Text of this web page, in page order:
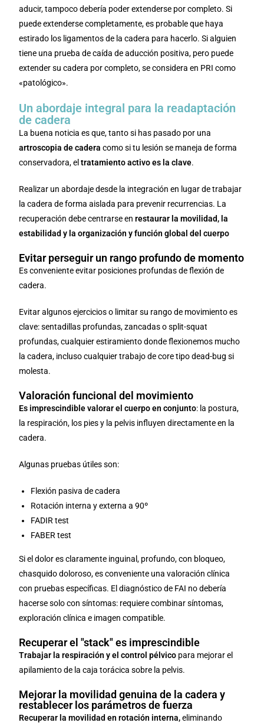
aducir, tampoco debería poder extenderse por completo. Si
puede extenderse completamente, es probable que haya
estirado los ligamentos de la cadera para hacerlo. Si alguien
tiene una prueba de caída de aducción positiva, pero puede
extender su cadera por completo, se considera en PRI como
«patológico».
Un abordaje integral para la readaptación
de cadera
La buena noticia es que, tanto si has pasado por una
artroscopia de cadera como si tu lesión se maneja de forma
conservadora, eltratamiento activo es la clave.
Realizar un abordaje desde la integración en lugar de trabajar
la cadera de forma aislada para prevenir recurrencias. La
recuperación debe centrarse enrestaurar la movilidad, la
estabilidad y la organización y función global del cuerpo
Evitar perseguir un rango profundo de momento
Es conveniente evitar posiciones profundas de flexión de
cadera.
Evitar algunos ejercicios o limitar su rango de movimiento es
clave: sentadillas profundas, zancadas o split-squat
profundas, cualquier estiramiento donde flexionemos mucho
la cadera, incluso cualquier trabajo de core tipo dead-bug si
molesta.
Valoración funcional del movimiento
Es imprescindible valorar el cuerpo en conjunto: la postura,
la respiración, los pies y la pelvis influyen directamente en la
cadera.
Algunas pruebas útiles son:
Flexión pasiva de cadera
Rotación interna y externa a 90º
FADIR test
FABER test
Si el dolor es claramente inguinal, profundo, con bloqueo,
chasquido doloroso, es conveniente una valoración clínica
con pruebas específicas. El diagnóstico de FAI no debería
hacerse solo con síntomas: requiere combinar síntomas,
exploración clínica e imagen compatible.
Recuperar el "stack" es imprescindible
Trabajar la respiración y el control pélvico para mejorar el
apilamiento de la caja torácica sobre la pelvis.
Mejorar la movilidad genuina de la cadera y
restablecer los parámetros de fuerza
Recuperar la movilidad en rotación interna,eliminando